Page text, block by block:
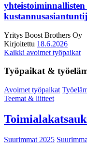
Yritys Boost Brothers Oy
Kirjoitettu 18.6.2026
Kaikki avoimet työpaikat
Työpaikat &
Avoimet työpaikat
Teemat & liitteet
Suurimmat 2025